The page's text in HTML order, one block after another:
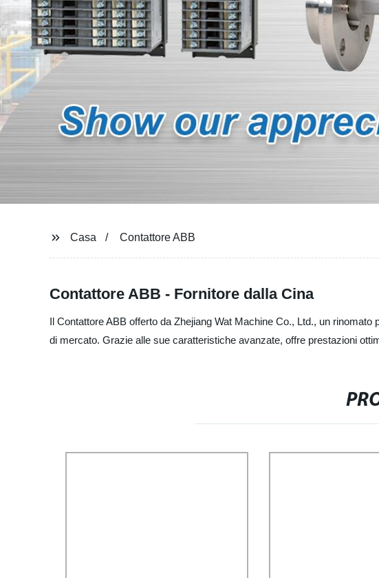
Casa Contattore ABB
Contattore ABB - Fornitore dalla Cina
Il Contattore ABB offerto da Zhejiang Wat Machine Co., Ltd., un
di mercato. Grazie alle sue caratteristiche avanzate, offre prestazioni